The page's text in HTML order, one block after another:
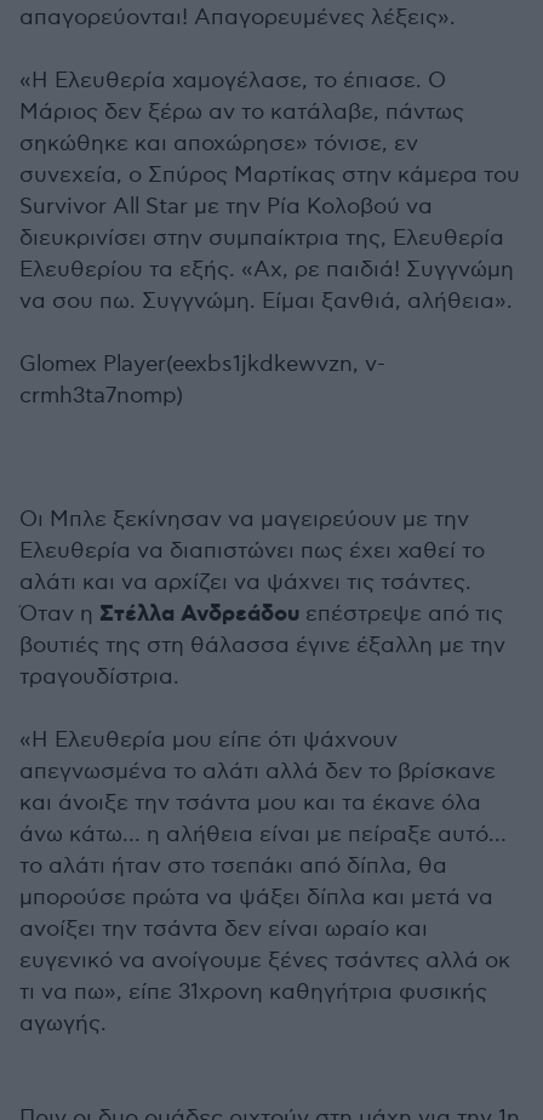
απαγορεύονται! Απαγορευμένες λέξεις».
«Η Ελευθερία χαμογέλασε, το έπιασε. Ο
Μάριος δεν ξέρω αν το κατάλαβε, πάντως
σηκώθηκε και αποχώρησε» τόνισε, εν
συνεχεία, ο Σπύρος Μαρτίκας στην κάμερα του
Survivor All Star με την Ρία Κολοβού να
διευκρινίσει στην συμπαίκτρια της, Ελευθερία
Ελευθερίου τα εξής. «Αχ, ρε παιδιά! Συγγνώμη
να σου πω. Συγγνώμη. Είμαι ξανθιά, αλήθεια».
Glomex Player(eexbs1jkdkewvzn, v-
crmh3ta7nomp)
Οι Μπλε ξεκίνησαν να μαγειρεύουν με την
Ελευθερία να διαπιστώνει πως έχει χαθεί το
αλάτι και να αρχίζει να ψάχνει τις τσάντες.
Όταν η Στέλλα Ανδρεάδου επέστρεψε από τις
βουτιές της στη θάλασσα έγινε έξαλλη με την
τραγουδίστρια.
«Η Eλευθερία μου είπε ότι ψάχνουν
απεγνωσμένα το αλάτι αλλά δεν το βρίσκανε
και άνοιξε την τσάντα μου και τα έκανε όλα
άνω κάτω… η αλήθεια είναι με πείραξε αυτό…
το αλάτι ήταν στο τσεπάκι από δίπλα, θα
μπορούσε πρώτα να ψάξει δίπλα και μετά να
ανοίξει την τσάντα δεν είναι ωραίο και
ευγενικό να ανοίγουμε ξένες τσάντες αλλά οκ
τι να πω», είπε 31χρονη καθηγήτρια φυσικής
αγωγής.